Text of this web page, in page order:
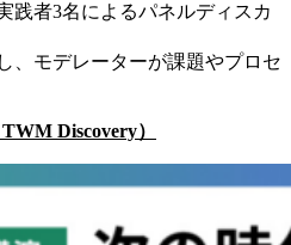
践者3名によるパネルディスカ
、モデレーターが課題やプロセ
Discovery）